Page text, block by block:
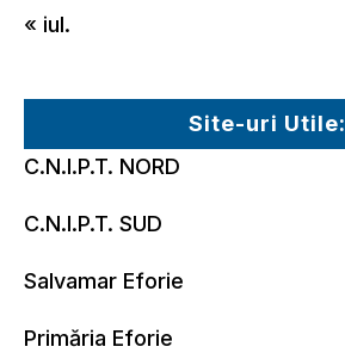
« iul.
Site-uri Utile:
C.N.I.P.T. NORD
C.N.I.P.T. SUD
Salvamar Eforie
Primăria Eforie